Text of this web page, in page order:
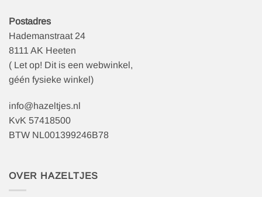
Postadres
Hademanstraat 24
8111 AK Heeten
( Let op! Dit is een webwinkel,
géén fysieke winkel)
info@hazeltjes.nl
KvK 57418500
BTW NL001399246B78
OVER HAZELTJES